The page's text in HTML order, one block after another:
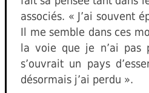
associés. « J’ai souvent
Il me semble dans ces
la voie que je n’ai pas
s’ouvrait un pays
désormais j’ai perdu ».